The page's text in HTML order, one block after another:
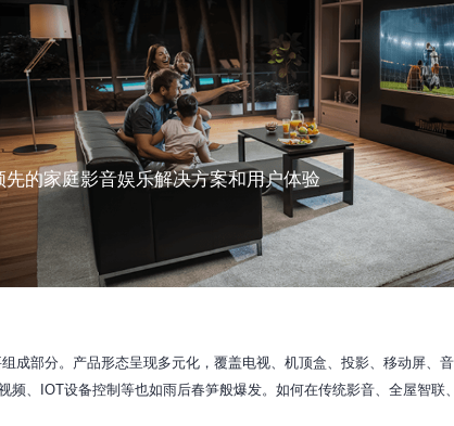
的家庭影音娱乐解决方案和用户体验
成部分。产品形态呈现多元化，覆盖电视、机顶盒、投影、移动屏、
频、IOT设备控制等也如雨后春笋般爆发。如何在传统影音、全屋智